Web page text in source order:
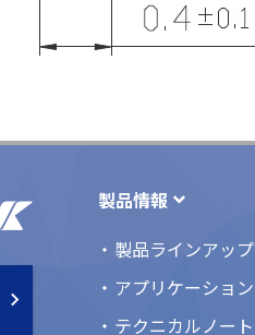
製品情報
製品ラインアップ
アプリケーション
テクニカルノート